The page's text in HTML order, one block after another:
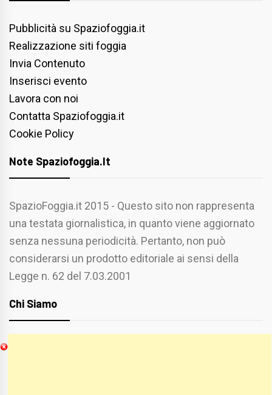
Pubblicità su Spaziofoggia.it
Realizzazione siti foggia
Invia Contenuto
Inserisci evento
Lavora con noi
Contatta Spaziofoggia.it
Cookie Policy
Note Spaziofoggia.it
SpazioFoggia.it 2015 - Questo sito non rappresenta
una testata giornalistica, in quanto viene aggiornato
senza nessuna periodicità. Pertanto, non può
considerarsi un prodotto editoriale ai sensi della
Legge n. 62 del 7.03.2001
Chi Siamo